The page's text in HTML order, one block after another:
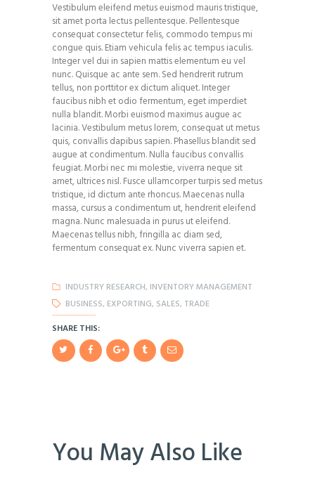
Vestibulum eleifend metus euismod mauris tristique,
sit amet porta lectus pellentesque. Pellentesque
consequat consectetur felis, commodo tempus mi
congue quis. Etiam vehicula felis ac tempus iaculis.
Integer vel dui in sapien mattis elementum eu vel
nunc. Quisque ac ante sem. Sed hendrerit rutrum
tellus, non porttitor ex dictum aliquet. Integer
faucibus nibh et odio fermentum, eget imperdiet
nulla blandit. Morbi euismod maximus augue ac
lacinia. Vestibulum metus lorem, consequat ut metus
quis, convallis dapibus sapien. Phasellus blandit sed
augue at condimentum. Nulla faucibus convallis
feugiat. Morbi nec mi molestie, viverra neque sit
amet, ultrices nisl. Fusce ullamcorper turpis sed metus
tristique, id dictum ante rhoncus. Maecenas nulla
massa, cursus a condimentum ut, hendrerit eleifend
magna. Nunc malesuada in purus ut eleifend.
Maecenas tellus nibh, fringilla ac diam sed,
fermentum consequat ex. Nunc viverra sapien et.
INDUSTRY RESEARCH, INVENTORY MANAGEMENT
BUSINESS, EXPORTING, SALES, TRADE
SHARE THIS:
You May Also Like
Player
00:00 00:00